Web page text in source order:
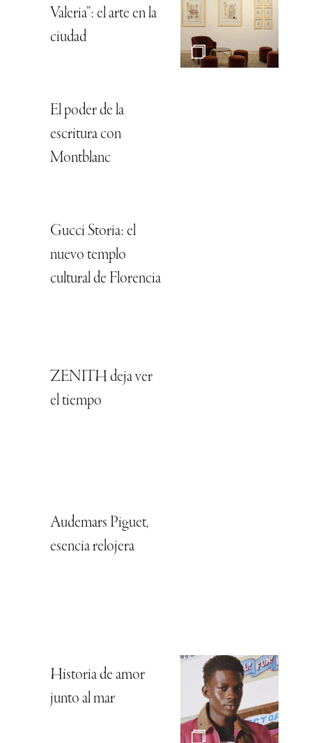
Valeria”: el arte en la
ciudad
El poder de la
escritura con
Montblanc
Gucci Storia: el
nuevo templo
cultural de Florencia
ZENITH deja ver
el tiempo
Audemars Piguet,
esencia relojera
Historia de amor
junto al mar